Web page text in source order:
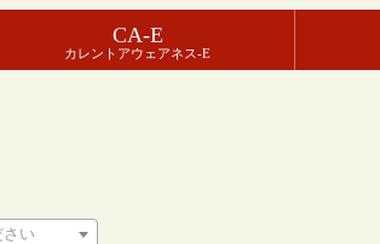
CA-E
カレントアウェアネス-E
い